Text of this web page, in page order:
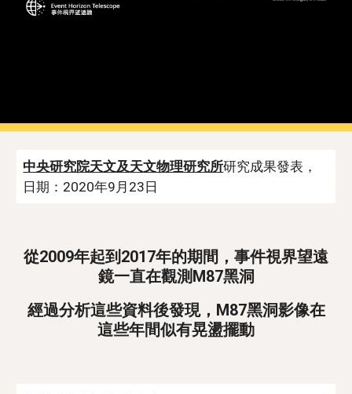
中央研究院天文及天文物理研究所研究成果發表，
日期：2020年9月23日
從2009年起到2017年的期間，事件視界望遠
鏡一直在觀測M87黑洞
經過分析這些資料後發現，M87黑洞影像在
這些年間似有晃盪擺動